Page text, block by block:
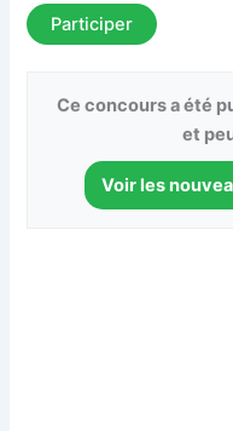
Participer
Ce concours a été
et
Voir les